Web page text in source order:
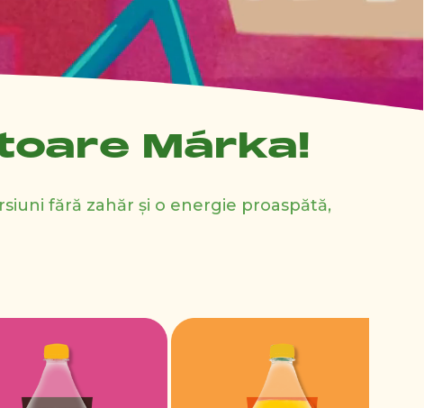
Márka!
fără zahăr și o energie proaspătă,